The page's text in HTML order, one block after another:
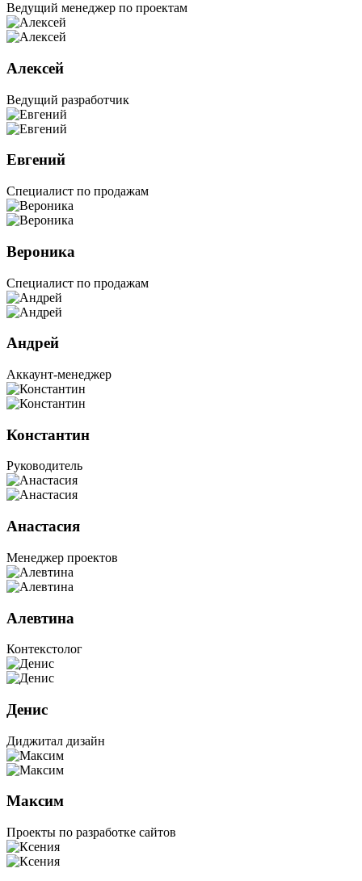
Ведущий менеджер по проектам
Алексей
Ведущий разработчик
Евгений
Специалист по продажам
Вероника
Специалист по продажам
Андрей
Аккаунт-менеджер
Константин
Руководитель
Анастасия
Менеджер проектов
Алевтина
Контекстолог
Денис
Диджитал дизайн
Максим
Проекты по разработке сайтов